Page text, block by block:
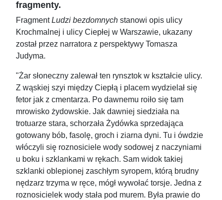
fragmenty.
FragmentLudzi bezdomnych stanowi opis ulicy
Krochmalnej i ulicy Ciepłej w Warszawie, ukazany
został przez narratora z perspektywy Tomasza
Judyma.
"Żar słoneczny zalewał ten rynsztok w kształcie ulicy.
Z wąskiej szyi między Ciepłą i placem wydzielał się
fetor jak z cmentarza. Po dawnemu roiło się tam
mrowisko żydowskie. Jak dawniej siedziała na
trotuarze stara, schorzała Żydówka sprzedająca
gotowany bób, fasolę, groch i ziarna dyni. Tu i ówdzie
włóczyli się roznosiciele wody sodowej z naczyniami
u boku i szklankami w rękach. Sam widok takiej
szklanki oblepionej zaschłym syropem, którą brudny
nędzarz trzyma w ręce, mógł wywołać torsje. Jedna z
roznosicielek wody stała pod murem. Była prawie do